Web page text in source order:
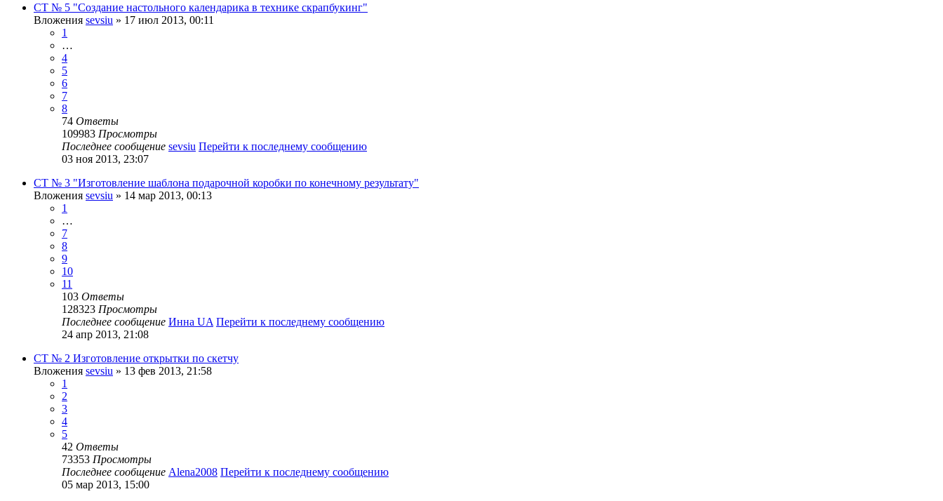
СТ № 5 "Создание настольного календарика в технике скрапбукинг"
Вложения sevsiu » 17 июл 2013, 00:11
1
…
4
5
6
7
8
74 Ответы
109983 Просмотры
Последнее сообщение sevsiu Перейти к последнему сообщению
03 ноя 2013, 23:07
СТ № 3 "Изготовление шаблона подарочной коробки по конечному результату"
Вложения sevsiu » 14 мар 2013, 00:13
1
…
7
8
9
10
11
103 Ответы
128323 Просмотры
Последнее сообщение Инна UA Перейти к последнему сообщению
24 апр 2013, 21:08
СТ № 2 Изготовление открытки по скетчу
Вложения sevsiu » 13 фев 2013, 21:58
1
2
3
4
5
42 Ответы
73353 Просмотры
Последнее сообщение Alena2008 Перейти к последнему сообщению
05 мар 2013, 15:00